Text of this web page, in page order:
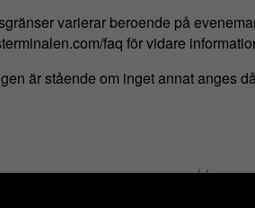
varierar beroende på
faq för vidare
är stående om inget annat anges